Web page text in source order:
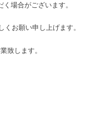
場合がございます。
お願い申し上げます。
致します。